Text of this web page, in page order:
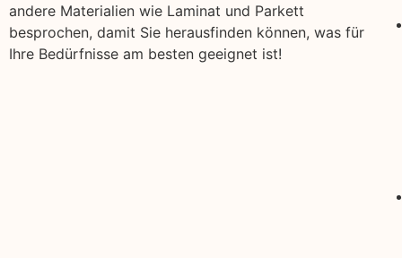
andere Materialien wie Laminat und Parkett
besprochen, damit Sie herausfinden können, was für
Ihre Bedürfnisse am besten geeignet ist!